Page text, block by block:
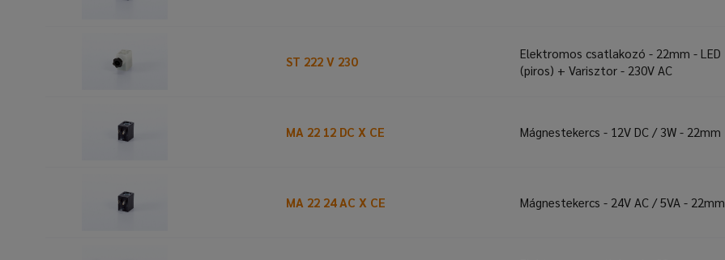
ST 222 V 230
Elektromos csatlakozó - 22mm - LED
(piros) + Varisztor - 230V AC
MA 22 12 DC X CE Mágnestekercs - 12V DC / 3W - 22mm
MA 22 24 AC X CE Mágnestekercs - 24V AC / 5VA - 22mm